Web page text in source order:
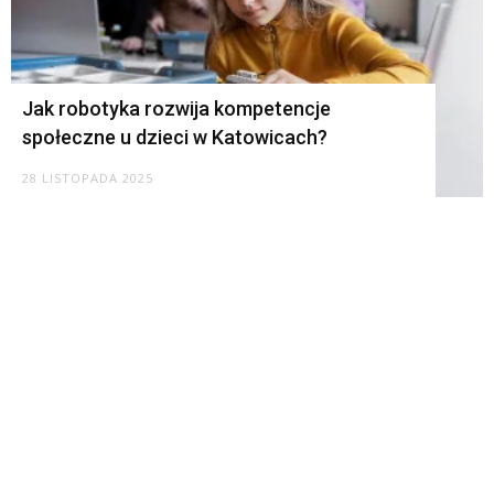
Jak robotyka rozwija kompetencje
społeczne u dzieci w Katowicach?
28 LISTOPADA 2025